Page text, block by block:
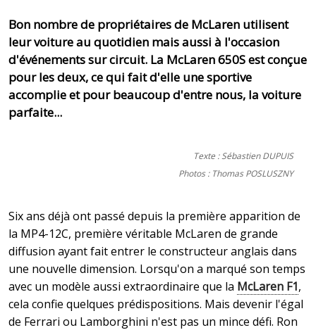
Bon nombre de propriétaires de McLaren utilisent
leur voiture au quotidien mais aussi à l'occasion
d'événements sur circuit. La McLaren 650S est conçue
pour les deux, ce qui fait d'elle une sportive
accomplie et pour beaucoup d'entre nous, la voiture
parfaite...
Texte : Sébastien DUPUIS
Photos : Thomas POSLUSZNY
Six ans déjà ont passé depuis la première apparition de
la MP4-12C, première véritable McLaren de grande
diffusion ayant fait entrer le constructeur anglais dans
une nouvelle dimension. Lorsqu'on a marqué son temps
avec un modèle aussi extraordinaire que la McLaren F1,
cela confie quelques prédispositions. Mais devenir l'égal
de Ferrari ou Lamborghini n'est pas un mince défi. Ron